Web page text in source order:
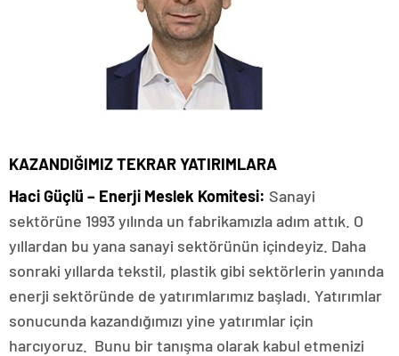
KAZANDIĞIMIZ TEKRAR YATIRIMLARA
Haci Güçlü – Enerji Meslek Komitesi: Sanayi
sektörüne 1993 yılında un fabrikamızla adım attık. O
yıllardan bu yana sanayi sektörünün içindeyiz. Daha
sonraki yıllarda tekstil, plastik gibi sektörlerin yanında
enerji sektöründe de yatırımlarımız başladı. Yatırımlar
sonucunda kazandığımızı yine yatırımlar için
harcıyoruz. Bunu bir tanışma olarak kabul etmenizi